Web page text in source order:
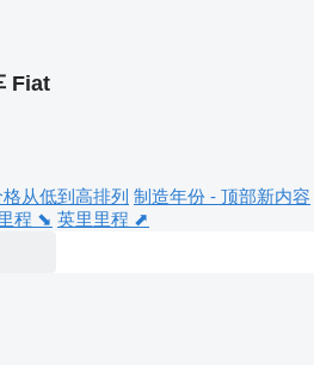
Fiat
从低到高排列 制造年份 - 顶部新内容
程 ⬊ 英里里程 ⬈